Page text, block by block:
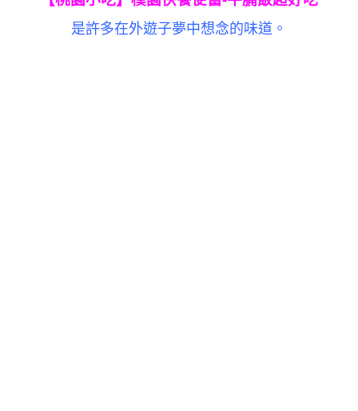
是許多在外遊子夢中想念的味道。